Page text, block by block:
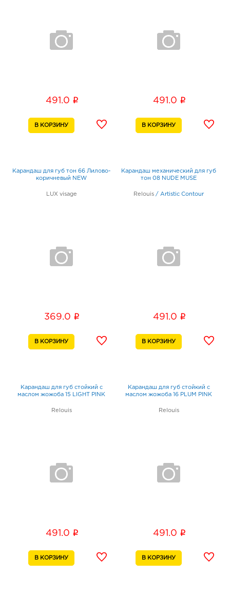
491.0 i 491.0 i
Карандаш для губ тон 66 Лилово-
коричневый NEW
LUX visage
369.0 i
Карандаш механический для губ
тон 08 NUDE MUSE
Relouis / Artistic Contour
491.0 i
Карандаш для губ стойкий с
маслом жожоба 15 LIGHT PINK
Relouis
491.0 i
Карандаш для губ стойкий с
маслом жожоба 16 PLUM PINK
Relouis
491.0 i